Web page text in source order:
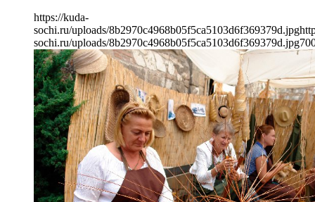
https://kuda-
sochi.ru/uploads/8b2970c4968b05f5ca5103d6f369379d.jpg
sochi.ru/uploads/8b2970c4968b05f5ca5103d6f369379d.jpg